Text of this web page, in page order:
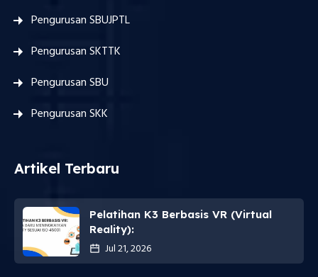
Pengurusan SBUJPTL
Pengurusan SKTTK
Pengurusan SBU
Pengurusan SKK
Artikel Terbaru
Pelatihan K3 Berbasis VR (Virtual
Reality):
Jul 21, 2026